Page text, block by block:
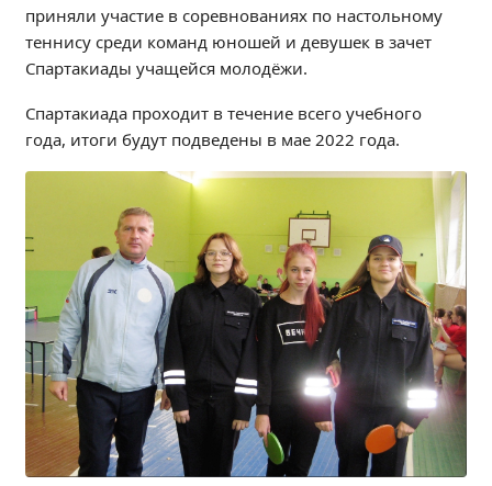
Противодействие коррупции
Всероссийское чемпионатное движение
СВЕДЕНИЯ ОБ ОБРАЗОВАТЕЛЬНОЙ ОРГАНИЗАЦИИ
Основные сведения
Структура и органы управления образовательной
организацией
Документы
Образование
Образовательные стандарты и требования
Руководство
Педагогический состав
Материально-техническое обеспечение и
оснащенность образовательного процесса.
Доступная среда
приняли участие в соревнованиях по настольному
теннису среди команд юношей и девушек в зачет
Спартакиады учащейся молодёжи.
Спартакиада проходит в течение всего учебного
года, итоги будут подведены в мае 2022 года.